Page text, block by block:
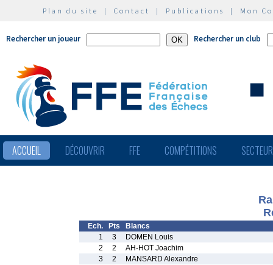
Plan du site | Contact | Publications | Mon
Rechercher un joueur Rechercher un club
ACCUEIL DÉCOUVRIR FFE COMPÉTITIONS
Ech. Pts
Blancs
1
3
DOMEN Louis
2
2
AH-HOT Joachim
3
2
MANSARD Alexandre